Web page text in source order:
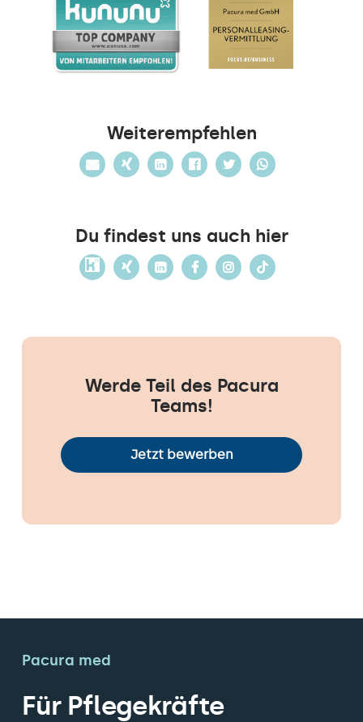
Weiterempfehlen
Du findest uns auch hier
Werde Teil des Pacura
Teams!
Jetzt bewerben
Pacura med
Für Pflegekräfte